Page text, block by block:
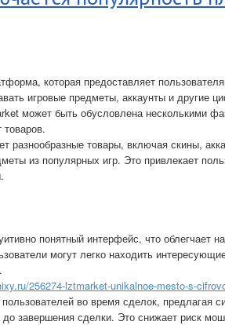
которая предоставляет
игровые предметы, аккаунты и другие
может быть обусловлена несколькими
разнообразные товары, включая скины,
из популярных игр. Это привлекает
понятный интерфейс, что облегчает
могут легко находить
256274-lztmarket-unikalnoe-mesto-s-
во время сделок, предлагая
завершения сделки. Это снижает риск